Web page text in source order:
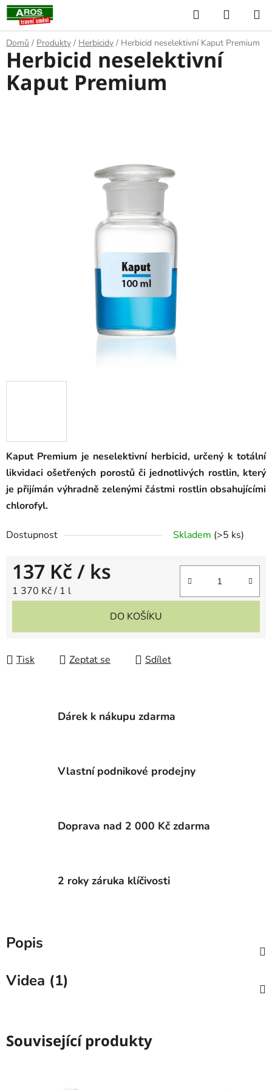
Přejít
na
obsah
Hledat
KOŠÍK
Domů / Produkty / Herbicidy / Herbicid neselektivní Kaput Premium
Kaput Premium je neselektivní herbicid, určený k totální
likvidaci ošetřených porostů či jednotlivých rostlin, který
je přijímán výhradně zelenými částmi rostlin obsahujícími
chlorofyl.
Dostupnost Skladem (>5 ks)
137 Kč/ ks
Měrná cena:
1 370 Kč / 1 l
DO KOŠÍKU
Tisk Zeptat se Sdílet
Herbicid neselektivní
Kaput Premium
Dárek k nákupu zdarma
Vlastní podnikové prodejny
Doprava nad 2 000 Kč zdarma
2 roky záruka klíčivosti
Popis
Videa (1)
Související produkty